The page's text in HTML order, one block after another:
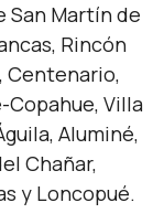
San Martín de
Rincón
Centenario,
Copahue, Villa
Aluminé,
Chañar,
y Loncopué.